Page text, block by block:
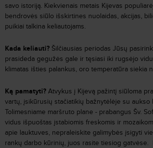
savo istoriją. Kiekvienais metais Kijevas
bendrovės siūlo išskirtines nuolaidas, akcijas,
puikiai talkina keliautojams.
Kada keliauti? Šilčiausias periodas Jūsų
prasideda gegužės gale ir tęsiasi iki rugsėjo
klimatas išties palankus, oro temperatūra siekia
Ką pamatyti? Atvykus į Kijevą pažintį siūloma
vartų, įsikūrusių stačiatikių bažnytėlėje su aukso
Tolimesniame maršruto plane - prabangus Šv.
vidus išpuoštas įstabiomis freskomis ir
apie lauktuves, nepraleiskite galimybės įsigyti
rankų darbo kūrinių, juos rasite tiesiog gatvėse.